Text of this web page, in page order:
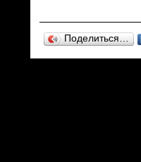
Поделиться…